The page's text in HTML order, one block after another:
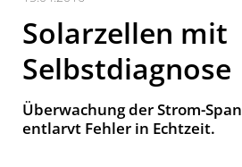
Solarzellen mit
Selbstdiagnose
Überwachung der Strom-
ent­larvt Fehler in Echt­zeit.